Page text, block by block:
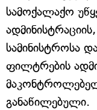
სამოქალაქო
სამინისტროსა
ფილტრების
განაწილებული.